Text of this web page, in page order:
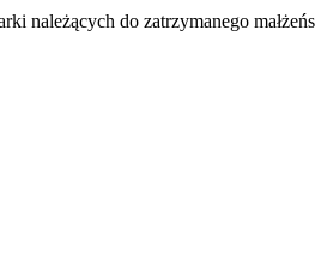
należących do zatrzymanego